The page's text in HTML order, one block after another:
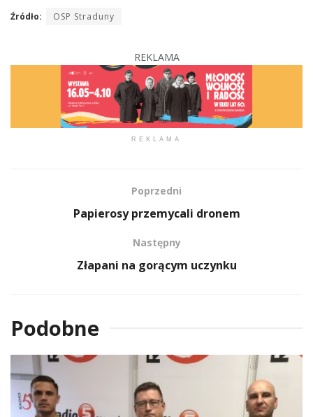
Źródło: OSP Straduny
REKLAMA
REKLAMA
Poprzedni
Papierosy przemycali dronem
Następny
Złapani na gorącym uczynku
Podobne